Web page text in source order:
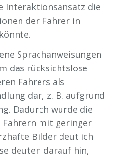
Interaktionsansatz die
der Fahrer in
Sprachanweisungen
das rücksichtslose
Fahrers als
dar, z. B. aufgrund
Dadurch wurde die
mit geringer
Bilder deutlich
deuten darauf hin,